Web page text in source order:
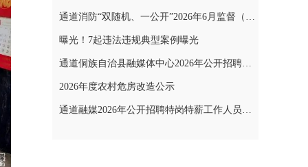
通道消防“双随机、一公开”2026年6月监督（专项）抽查结果和2026年7月监督（专项）抽查计划公示
曝光！7起违法违规典型案例曝光
通道侗族自治县融媒体中心2026年公开招聘特岗特薪工作人员拟聘用人员名单公示
2026年度农村危房改造公示
通道融媒2026年公开招聘特岗特薪工作人员考试成绩公示